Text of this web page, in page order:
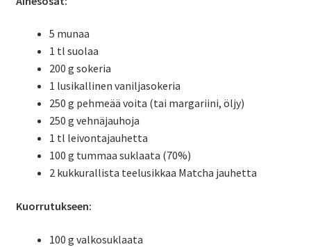
5 munaa
1 tl suolaa
200 g sokeria
1 lusikallinen vaniljasokeria
250 g pehmeää voita (tai margariini, öljy)
250 g vehnäjauhoja
1 tl leivontajauhetta
100 g tummaa suklaata (70%)
2 kukkurallista teelusikkaa Matcha jauhetta
Kuorrutukseen:
100 g valkosuklaata